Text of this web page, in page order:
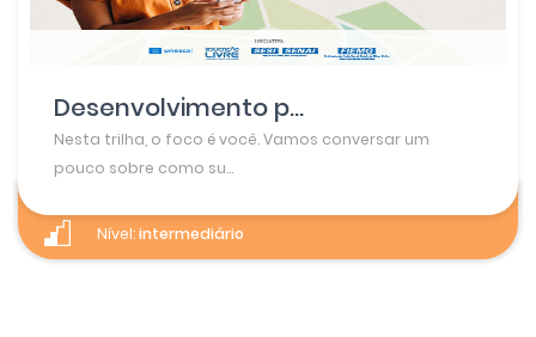
Desenvolvimento p...
Nesta trilha, o foco é você. Vamos conversar um
pouco sobre como su...
Nível:intermediário